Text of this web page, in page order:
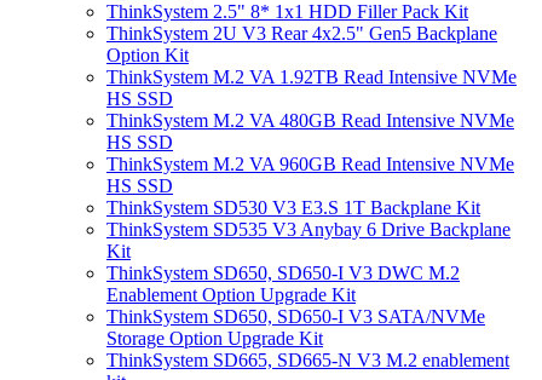
ThinkSystem 2.5" 8* 1x1 HDD Filler Pack Kit
ThinkSystem 2U V3 Rear 4x2.5" Gen5 Backplane
Option Kit
ThinkSystem M.2 VA 1.92TB Read Intensive NVMe
HS SSD
ThinkSystem M.2 VA 480GB Read Intensive NVMe
HS SSD
ThinkSystem M.2 VA 960GB Read Intensive NVMe
HS SSD
ThinkSystem SD530 V3 E3.S 1T Backplane Kit
ThinkSystem SD535 V3 Anybay 6 Drive Backplane
Kit
ThinkSystem SD650, SD650-I V3 DWC M.2
Enablement Option Upgrade Kit
ThinkSystem SD650, SD650-I V3 SATA/NVMe
Storage Option Upgrade Kit
ThinkSystem SD665, SD665-N V3 M.2 enablement